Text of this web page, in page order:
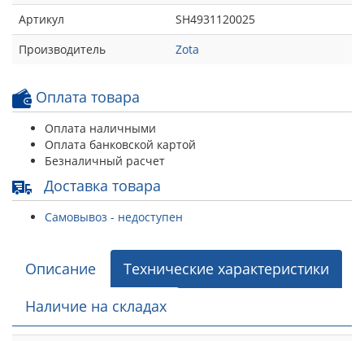
Артикул
SH4931120025
Производитель
Zota
Оплата товара
Оплата наличными
Оплата банковской картой
Безналичный расчет
Доставка товара
Самовывоз - недоступен
Описание
Технические характеристики
Наличие на складах